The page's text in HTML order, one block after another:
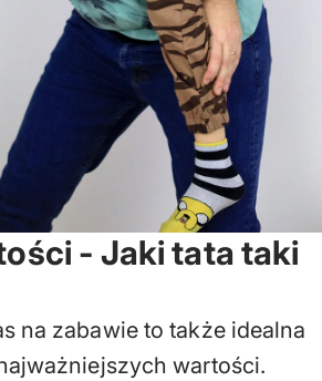
- Jaki tata taki
na zabawie to także idealna
wartości.